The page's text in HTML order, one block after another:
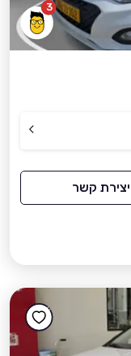
3
יצירת קשר